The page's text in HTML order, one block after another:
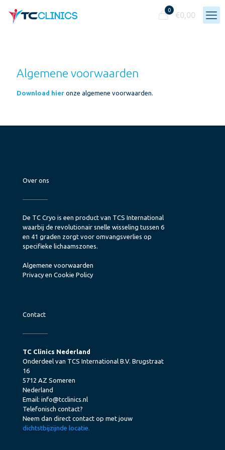
0
€0,00
Algemene voorwaarden
Download hier onze algemene voorwaarden.
Over ons
De TC Cryo is een product van TCS International
waarbij de revolutionair snelle wisseling tussen 6
en 41 graden zorgt voor omvangsverlies op
specifieke lichaamszones.
Algemene voorwaarden
Privacy en Cookie Policy
Contact
TC Clinics Nederland
Onderdeel van TCS International B.V. Brugstraat
16
5712 AZ Someren
Nederland
Email: info@tcclinics.nl
Telefonisch contact?
Neem dan direct contact op met jouw
dichtstbijzijnde locatie.